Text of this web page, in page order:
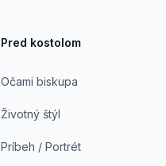
Pred kostolom
Očami biskupa
Životný štýl
Príbeh / Portrét